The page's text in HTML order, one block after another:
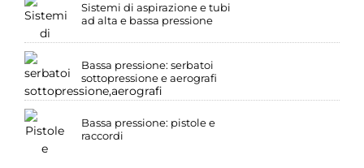
Sistemi di aspirazione e tubi
ad alta e bassa pressione
Bassa pressione: serbatoi
sottopressione e aerografi
Bassa pressione: pistole e
raccordi